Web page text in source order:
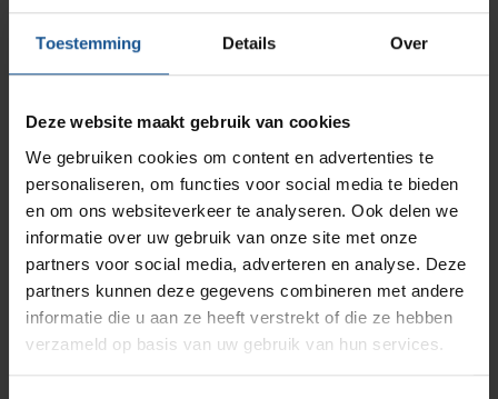
Toestemming Details Over
Deze website maakt gebruik van cookies
We gebruiken cookies om content en advertenties te
personaliseren, om functies voor social media te bieden
en om ons websiteverkeer te analyseren. Ook delen we
informatie over uw gebruik van onze site met onze
partners voor social media, adverteren en analyse. Deze
partners kunnen deze gegevens combineren met andere
informatie die u aan ze heeft verstrekt of die ze hebben
verzameld op basis van uw gebruik van hun services.
Benieuwd naar de vele oplossingen die VE-Systems te
Contact opnemen
Heeft u een vraag of wilt u contact met ons team?
Neem contact op met VE-Systems, wij helpen u
graag!
Branches
Ziekenhuizen en klinieken
Solutions
RVS Werkplekinrichting
Modulaire Inrichtingssystemen
Productlijnen
Medische afvalverpakkingen
Infectiepreventie en hygiëne
Opslagmogelijkheden
Assortiment
Hammerlit
Septodry
Metro
Zarges
AP Medical
Contact
Ons team
Klantcases
Vacatures